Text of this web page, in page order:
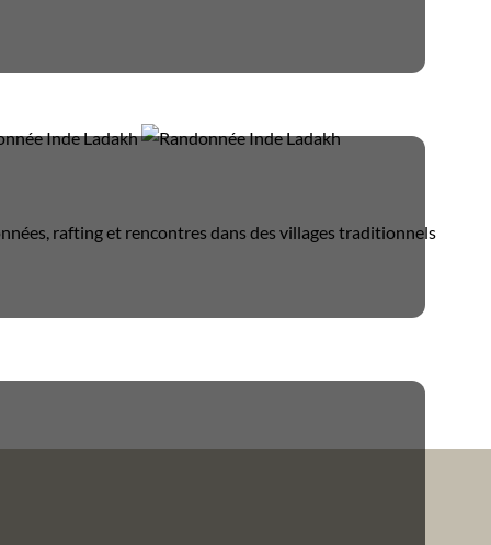
rafting et rencontres dans des villages traditionnels